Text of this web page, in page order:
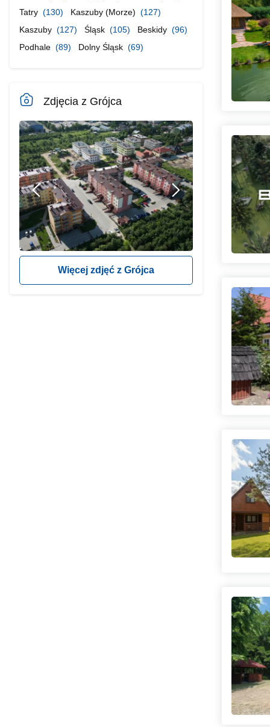
Tatry (130) Kaszuby (Morze) (127)
Kaszuby (127) Śląsk (105) Beskidy (96)
Podhale (89) Dolny Śląsk (69)
Zdjęcia z Grójca
Więcej zdjęć z Grójca